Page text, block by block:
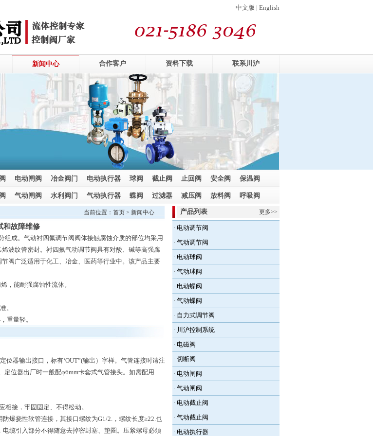
中文版 | English
新闻中心 合作客户 资料下载 联系川沪
电动闸阀 冶金阀门 电动执行器 球阀 截止阀 止回阀 安全阀 保温阀
气动闸阀 水利阀门 气动执行器 蝶阀 过滤器 减压阀 放料阀 呼吸阀
当前位置： 首页 > 新闻中心
和故障维修
成。气动衬四氟调节阀阀体接触腐蚀介质的部位均采用
波纹管密封。衬四氟气动调节阀具有对酸、碱等高强腐
阀广泛适用于化工、冶金、医药等行业中。该产品主要
，能耐强腐蚀性流体。
。
重量轻。
位器输出接口，标有‘OUT”(输出）字样。气管连接时请注
位器出厂时一般配φ6mm卡套式气管接头。如需配用
相接，牢固固定、不得松动。
爆挠性软管连接，其接口螺纹为G1/2.，螺纹长度≥22.也
缆引入部分不得随意去掉密封塞、垫圈。压紧螺母必须
更多>>
产品列表
· 电动调节阀
· 气动调节阀
· 电动球阀
· 气动球阀
· 电动蝶阀
· 气动蝶阀
· 自力式调节阀
· 川沪控制系统
· 电磁阀
· 切断阀
· 电动闸阀
· 气动闸阀
· 电动截止阀
· 气动截止阀
· 电动执行器